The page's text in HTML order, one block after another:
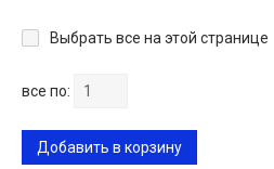
Выбрать все на этой странице
все по:
Добавить в корзину